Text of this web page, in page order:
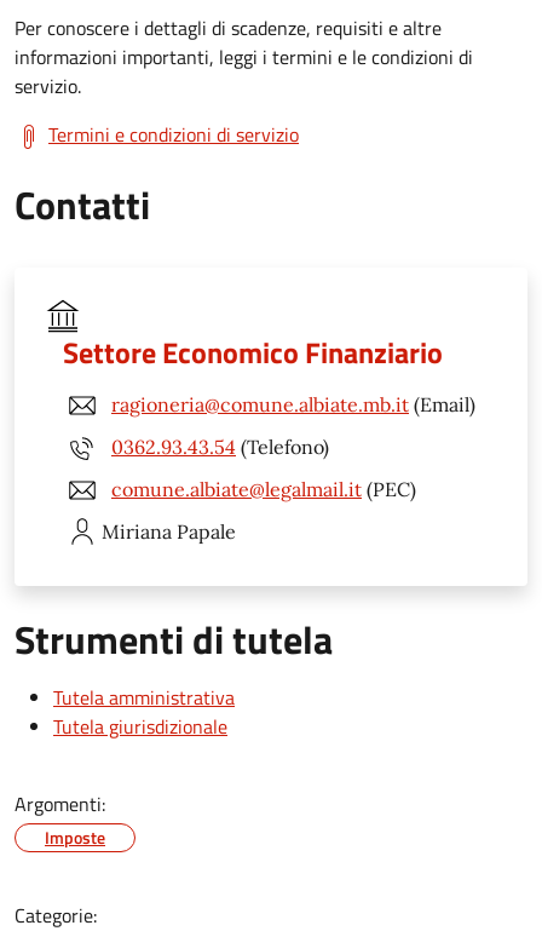
Per conoscere i dettagli di scadenze, requisiti e altre
informazioni importanti, leggi i termini e le condizioni di
servizio.
Termini e condizioni di servizio
Contatti
Settore Economico Finanziario
ragioneria@comune.albiate.mb.it (Email)
0362.93.43.54 (Telefono)
comune.albiate@legalmail.it (PEC)
Miriana Papale
Strumenti di tutela
Tutela amministrativa
Tutela giurisdizionale
Argomenti:
Imposte
Categorie: